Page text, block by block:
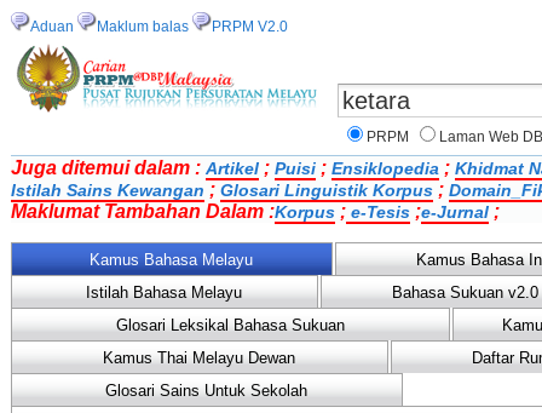
Aduan Maklum balas PRPM V2.0
PRPM Laman Web
Juga ditemui dalam : Artikel ; Puisi ; Ensiklopedia ; Khidmat
Istilah Sains Kewangan ; Glosari Linguistik Korpus ;
Maklumat Tambahan Dalam :Korpus ; e-Tesis ;e-Jurnal ;
Kamus Bahasa Melayu
Kamus Bahasa
Istilah Bahasa Melayu
Bahasa Sukuan v2.0
Glosari Leksikal Bahasa Sukuan
Kamus Thai Melayu Dewan
Daftar
Glosari Sains Untuk Sekolah